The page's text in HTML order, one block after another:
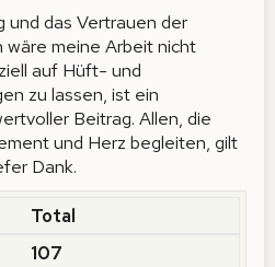
das Vertrauen der
wäre meine Arbeit nicht
auf Hüft- und
zu lassen, ist ein
Beitrag. Allen, die
und Herz begleiten, gilt
Dank.
Total
107